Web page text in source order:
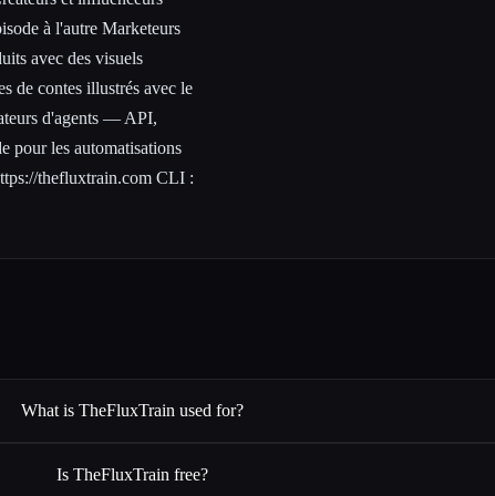
à l'autre Marketeurs
avec des visuels
de contes illustrés avec le
d'agents — API,
pour les automatisations
thefluxtrain.com CLI :
What is TheFluxTrain used for?
Is TheFluxTrain free?